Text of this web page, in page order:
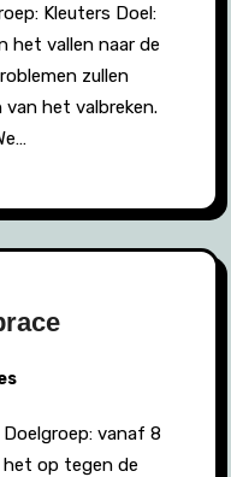
het vallen naar de
zullen
het valbreken.
het op tegen de